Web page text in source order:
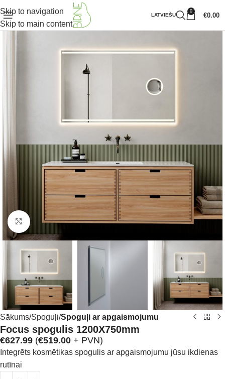
Skip to navigation
Skip to main content
LATVIEŠU
0
€0.00
Klikšķiniet lai palielinātu
Sākums Spoguļi Spoguļi ar apgaismojumu
Focus spogulis 1200X750mm
€627.99 (€519.00 + PVN)
Integrēts kosmētikas spogulis ar apgaismojumu jūsu ikdienas
rutīnai